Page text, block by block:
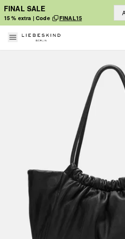
FINAL SALE
15 % extra | Code FINAL15